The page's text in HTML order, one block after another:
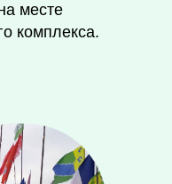
месте
комплекса.